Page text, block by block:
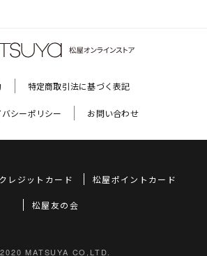
特定商取引法に基づく表記
シーポリシー お問い合わせ
レジットカード 松屋ポイントカード
松屋友の会
2020 MATSUYA CO,LTD.